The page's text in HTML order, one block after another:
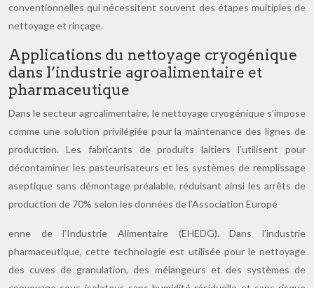
conventionnelles qui nécessitent souvent des étapes multiples de
nettoyage et rinçage.
Applications du nettoyage cryogénique
dans l’industrie agroalimentaire et
pharmaceutique
Dans le secteur agroalimentaire, le nettoyage cryogénique s’impose
comme une solution privilégiée pour la maintenance des lignes de
production. Les fabricants de produits laitiers l’utilisent pour
décontaminer les pasteurisateurs et les systèmes de remplissage
aseptique sans démontage préalable, réduisant ainsi les arrêts de
production de 70% selon les données de l’Association Europé
enne de l’Industrie Alimentaire (EHEDG). Dans l’industrie
pharmaceutique, cette technologie est utilisée pour le nettoyage
des cuves de granulation, des mélangeurs et des systèmes de